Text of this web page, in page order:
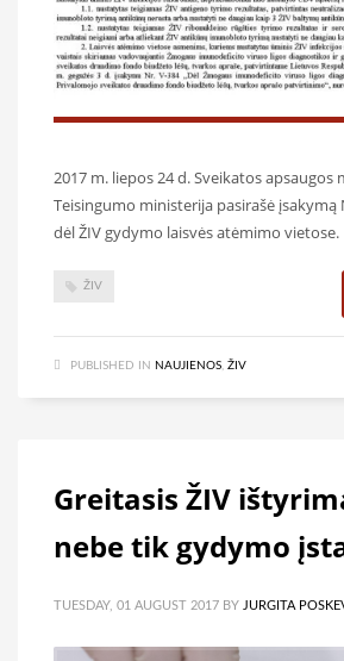
2017 m. liepos 24 d. Sveikatos apsaugos
Teisingumo ministerija pasirašė įsakymą
dėl ŽIV gydymo laisvės atėmimo
ŽIV
PUBLISHED IN NAUJIENOS, ŽIV
Greitasis ŽIV
nebe tik gydymo
TUESDAY, 01 AUGUST 2017 BY JURGITA